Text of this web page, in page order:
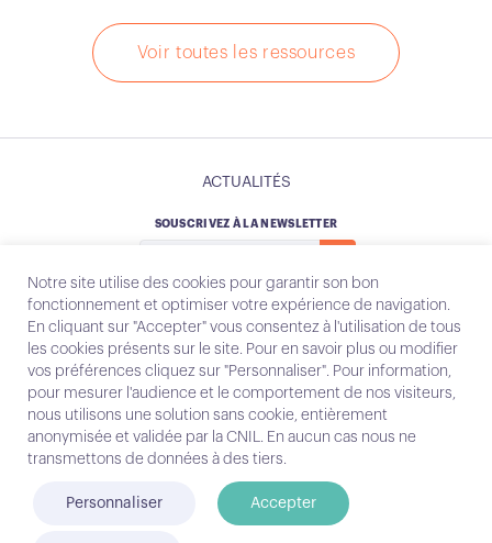
Voir toutes les ressources
ACTUALITÉS
SOUSCRIVEZ À LA NEWSLETTER
Instagram
Email
Contact
© Conecteo 2025
Notre site utilise des cookies pour garantir son bon
fonctionnement et optimiser votre expérience de navigation.
En cliquant sur "Accepter" vous consentez à l'utilisation de tous
les cookies présents sur le site. Pour en savoir plus ou modifier
vos préférences cliquez sur "Personnaliser". Pour information,
pour mesurer l'audience et le comportement de nos visiteurs,
nous utilisons une solution sans cookie, entièrement
anonymisée et validée par la CNIL. En aucun cas nous ne
transmettons de données à des tiers.
Personnaliser Accepter